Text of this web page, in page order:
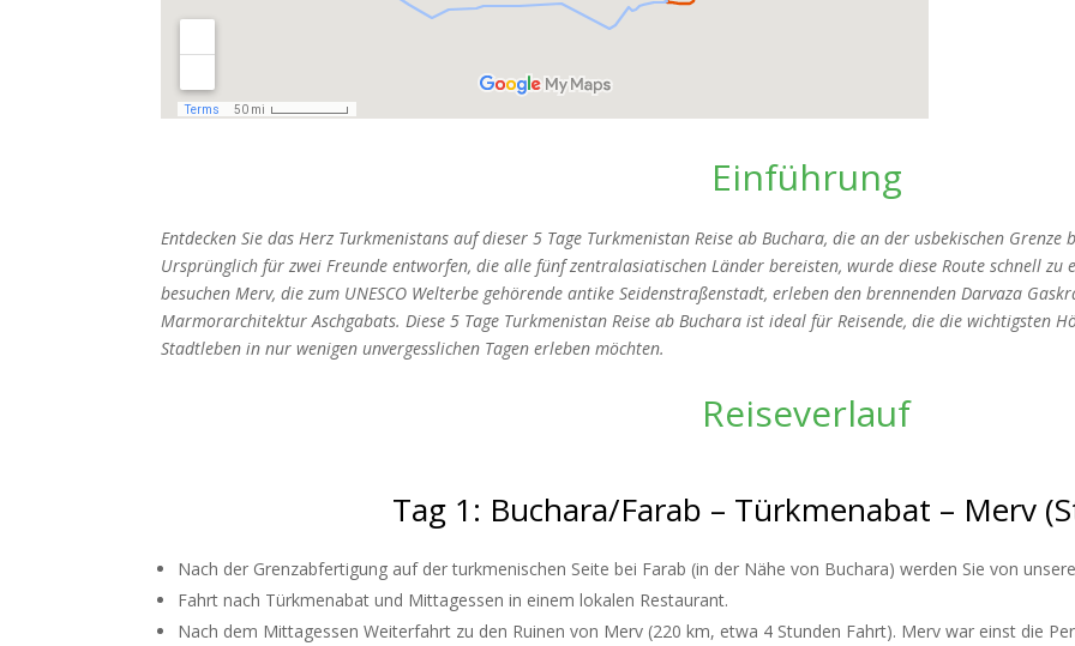
Einführung
Entdecken Sie das Herz Turkmenistans auf dieser 5 Tage Turkmenistan Reise ab Buchara, die an der usbekischen
Ursprünglich für zwei Freunde entworfen, die alle fünf zentralasiatischen Länder bereisten, wurde diese Route schnell zu
besuchen Merv, die zum UNESCO Welterbe gehörende antike Seidenstraßenstadt, erleben den brennenden Darvaza
Marmorarchitektur Aschgabats. Diese 5 Tage Turkmenistan Reise ab Buchara ist ideal für Reisende, die die wichtigsten
Stadtleben in nur wenigen unvergesslichen Tagen erleben möchten.
Reiseverlauf
Tag 1: Buchara/Farab – Türkmenabat – Merv
Nach der Grenzabfertigung auf der turkmenischen Seite bei Farab (in der Nähe von Buchara) werden Sie von
Fahrt nach Türkmenabat und Mittagessen in einem lokalen Restaurant.
Nach dem Mittagessen Weiterfahrt zu den Ruinen von Merv (220 km, etwa 4 Stunden Fahrt). Merv war einst die